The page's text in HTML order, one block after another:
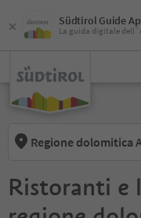
Südtirol Guide
La guida digitale
Regione dolomitica
Ristoranti e